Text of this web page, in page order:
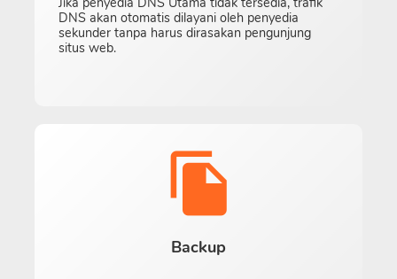
DNS akan otomatis dilayani oleh penyedia
sekunder tanpa harus dirasakan pengunjung
situs web.
Backup